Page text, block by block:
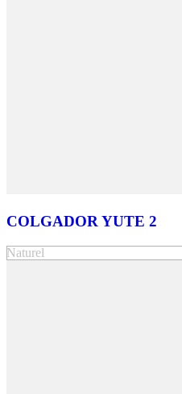
COLGADOR YUTE 2
Naturel